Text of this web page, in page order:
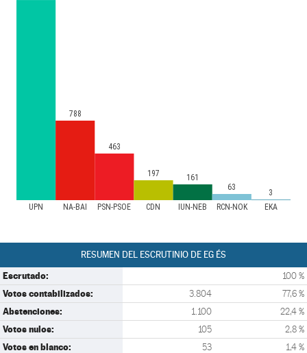
UPN NA-BAI PSN-PSOE CDN IUN-NEB RCN-NOK EKA
788
463
197
161
63
3
RESUMEN DEL ESCRUTINIO DE EG ÉS
Escrutado: 100 %
Votos contabilizados: 3.804 77,6 %
Abstenciones: 1.100 22,4 %
Votos nulos: 105 2,8 %
Votos en blanco: 53 1,4 %